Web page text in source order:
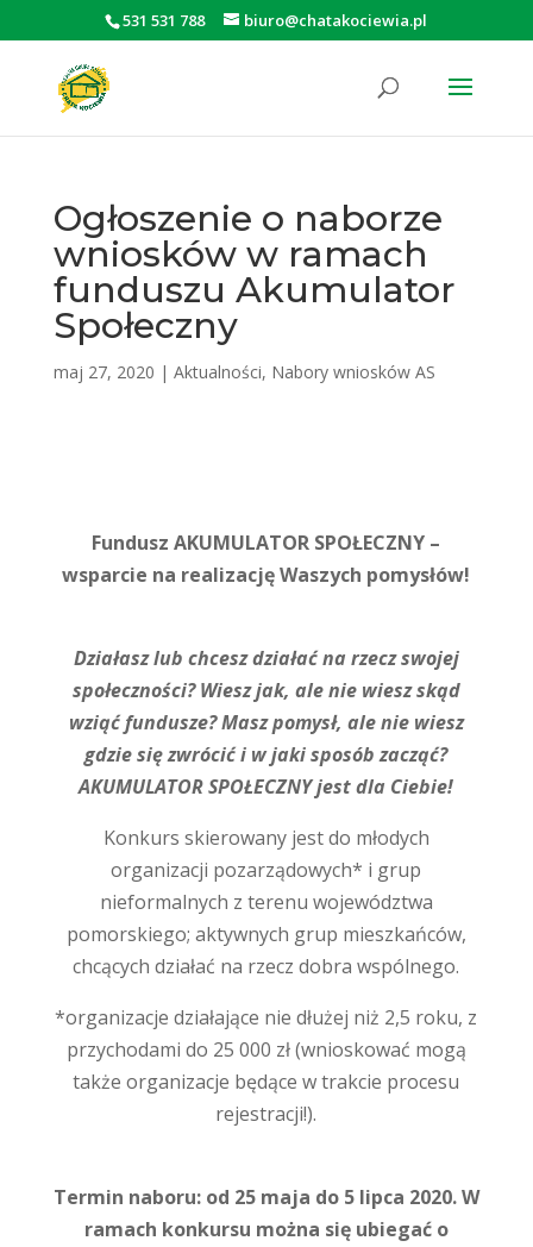
Otwórz pasek narzędzi
531 531 788 biuro@chatakociewia.pl
Ogłoszenie o naborze
wniosków w ramach
funduszu Akumulator
Społeczny
maj 27, 2020 | Aktualności, Nabory wniosków AS
Fundusz AKUMULATOR SPOŁECZNY –
wsparcie na realizację Waszych pomysłów!
Działasz lub chcesz działać na rzecz swojej
społeczności? Wiesz jak, ale nie wiesz skąd
wziąć fundusze? Masz pomysł, ale nie wiesz
gdzie się zwrócić i w jaki sposób zacząć?
AKUMULATOR SPOŁECZNY jest dla Ciebie!
Konkurs skierowany jest do młodych
organizacji pozarządowych* i grup
nieformalnych z terenu województwa
pomorskiego; aktywnych grup mieszkańców,
chcących działać na rzecz dobra wspólnego.
*organizacje działające nie dłużej niż 2,5 roku, z
przychodami do 25 000 zł (wnioskować mogą
także organizacje będące w trakcie procesu
rejestracji!).
Termin naboru: od 25 maja do 5 lipca 2020. W
ramach konkursu można się ubiegać o